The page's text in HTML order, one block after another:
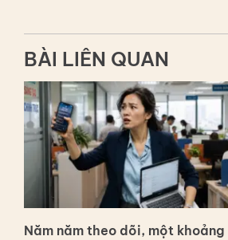
BÀI LIÊN QUAN
Năm năm theo dõi, một khoảng